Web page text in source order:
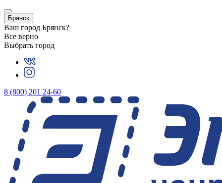
Брянск
Ваш город Брянск?
Все верно
Выбрать город
8 (800) 201 24-60